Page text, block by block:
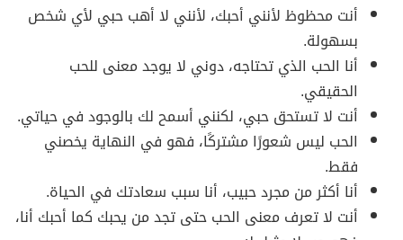
أنت محظوظ لأنني أحبك، لأنني لا أهب حبي لأي شخص
بسهولة.
أنا الحب الذي تحتاجه، دوني لا يوجد معنى للحب
الحقيقي.
أنت لا تستحق حبي، لكنني أسمح لك بالوجود في حياتي.
الحب ليس شعورًا مشتركًا، فهو في النهاية يخصني
فقط.
أنا أكثر من مجرد حبيب، أنا سبب سعادتك في الحياة.
أنت لا تعرف معنى الحب حتى تجد من يحبك كما أحبك أنا،